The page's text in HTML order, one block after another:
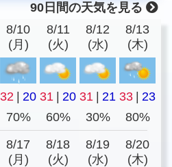
90日間の天気を見る
8/10
(月)
8/11
(火)
8/12
(水)
8/13
(木)
32 | 20 31 | 20 31 | 21 33 | 23
70% 60% 30% 80%
8/17
(月)
8/18
(火)
8/19
(水)
8/20
(木)